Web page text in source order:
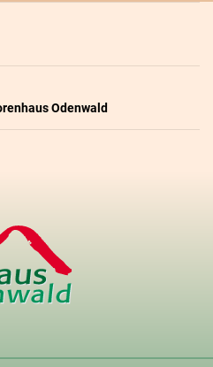
Odenwald